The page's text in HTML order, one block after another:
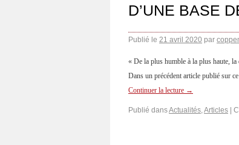
D’UNE BASE
Publié le 21 avril 2020 par
« De la plus humble à la plus haute,
Dans un précédent article publié sur
Continuer la lecture →
Publié dansActualités,Articles